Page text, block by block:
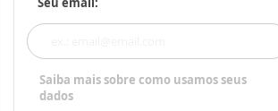
Saiba mais sobre como usamos seus
dados